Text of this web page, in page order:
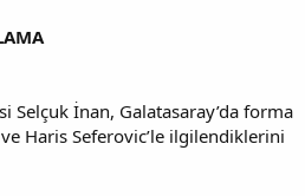
Selçuk İnan, Galatasaray’da forma
Haris Seferovic’le ilgilendiklerini